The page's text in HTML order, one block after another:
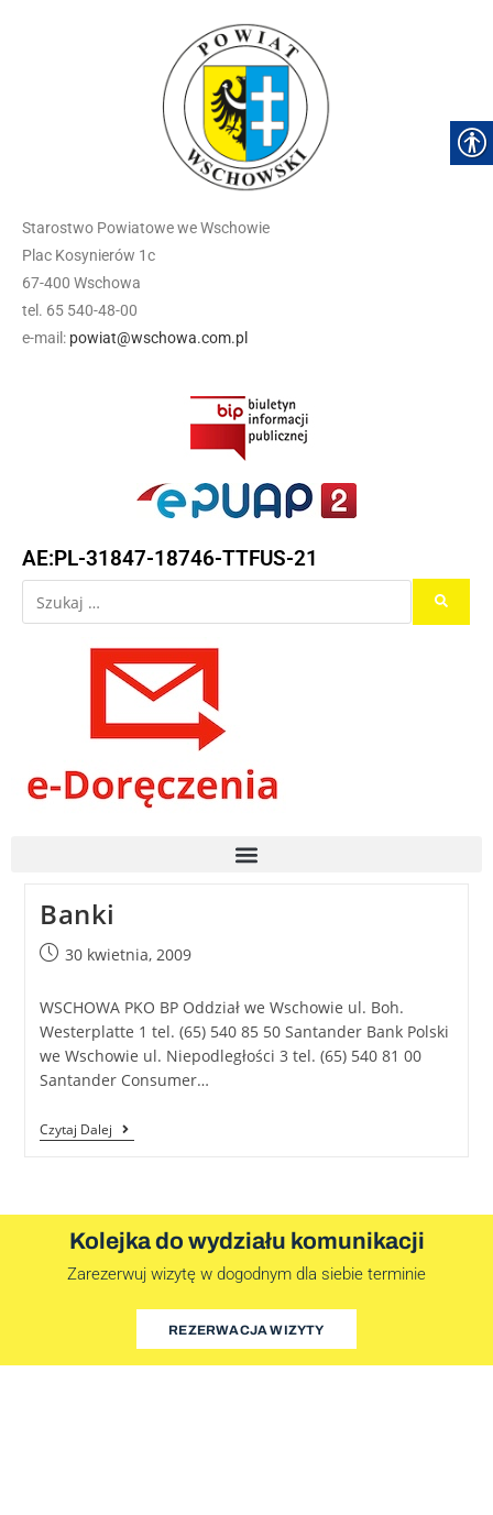
Starostwo Powiatowe we Wschowie
Plac Kosynierów 1c
67-400 Wschowa
tel. 65 540-48-00
e-mail: powiat@wschowa.com.pl
AE:PL-31847-18746-TTFUS-21
Banki
30 kwietnia, 2009
WSCHOWA PKO BP Oddział we Wschowie ul. Boh.
Westerplatte 1 tel. (65) 540 85 50 Santander Bank Polski
we Wschowie ul. Niepodległości 3 tel. (65) 540 81 00
Santander Consumer…
Czytaj Dalej
Kolejka do wydziału komunikacji
Zarezerwuj wizytę w dogodnym dla siebie terminie
REZERWACJA WIZYTY